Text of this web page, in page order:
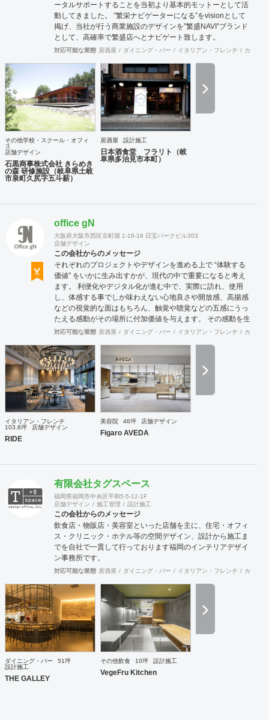
ータルサポートすることを当初より基本的モットーとして活
動してきました。 ”繁栄ナビゲーターになる”をvisionとして
掲げ、当社が行う商業施設のデザインを”繁盛NAVI”ブランド
として、高確率で繁盛店へとナビゲート致します。
対応可能な業態 居酒屋 ダイニング・バー イタリアン・フレンチ カフェ
その他学校・スクール・オフィ
ス
店舗デザイン
石黒商事株式会社 きらめき
の森 研修施設（岐阜県土岐
市泉町久尻字五斗薪）
居酒屋 設計施工
日本酒食堂 フラリト（岐
阜県多治見市本町）
office gN
大阪府大阪市西区京町堀 1-18-16 日宝パークビル303
店舗デザイン
この会社からのメッセージ
それぞれのプロジェクトやデザインを進める上で “体験する
価値” をいかに生み出すかが、現代の中で重要になると考え
ます。 利便化やデジタル化が進む中で、実際に訪れ、使用
し、体感する事でしか味わえない心地良さや開放感、高揚感
などの視覚的な面はもちろん、触覚や聴覚などの五感にうっ
たえる感動がその場所に付加価値を与えます。 その感動を生
み出し、他には無い価値を持った空間や物へと変化させる事
の元に、クライアントとの対話を重ねる事でプロジェクトの
根幹を定め、システムやレイアウトの面から構想を練り、環
境や条件、コストに合わせて具現化します。 飲食業をはじめ
とした多様なジャンルの商業デザインを手掛けている強みを
活かし、美しいだけでは無い心躍るデザインと従来の形態に
囚われない個性を持った提案をさせて頂きます。
対応可能な業態 居酒屋 ダイニング・バー イタリアン・フレンチ カフェ
イタリアン・フレンチ
103.8坪
店舗デザイン
RIDE
美容院 46坪 店舗デザイン
Figaro AVEDA
有限会社タグスペース
福岡県福岡市中央区平和5-5-12-1F
店舗デザイン
施工管理 設計施工
この会社からのメッセージ
飲食店・物販店・美容室といった店舗を主に、住宅・オフィ
ス・クリニック・ホテル等の空間デザイン、設計から施工ま
でを自社で一貫して行っております福岡のインテリアデザイ
ン事務所です。
対応可能な業態 居酒屋 ダイニング・バー イタリアン・フレンチ カフェ
ダイニング・バー
51坪
設計施工
THE GALLEY
その他飲食 10坪 設計施工
VegeFru Kitchen